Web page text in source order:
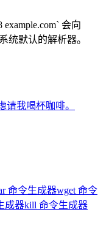
会向
统默认的解析器。
我喝杯咖啡。
命令生成器wget 命令
成器kill 命令生成器